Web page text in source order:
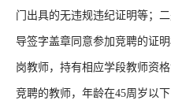
门出具的无违规违纪证明等；
导签字盖章同意参加竞聘的证
岗教师，持有相应学段教师资
竞聘的教师，年龄在45周岁以